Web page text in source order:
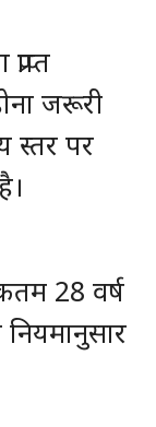
जरूरी
स्तर पर
28 वर्ष